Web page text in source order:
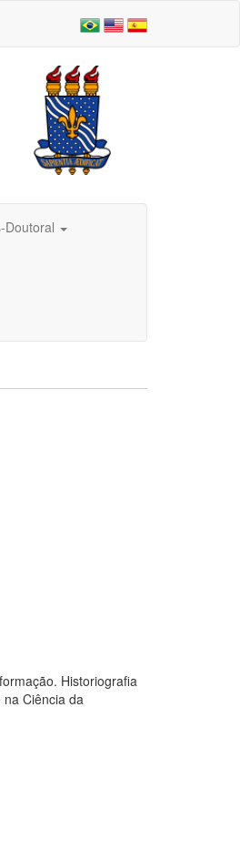
Doutoral
Historiografia
Ciência da